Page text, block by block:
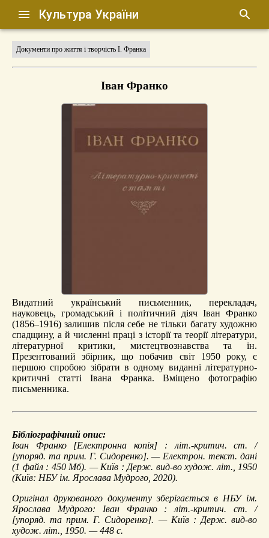
Культура України
Документи про життя і творчість І. Франка
Іван Франко
Видатний український письменник, перекладач,
науковець, громадський і політичний діяч Іван Франко
(1856–1916) залишив після себе не тільки багату художню
спадщину, а й численні праці з історії та теорії літератури,
літературної критики, мистецтвознавства та ін.
Презентований збірник, що побачив світ 1950 року, є
першою спробою зібрати в одному виданні літературно-
критичні статті Івана Франка. Вміщено фотографію
письменника.
Бібліографічний опис:
Іван Франко[Електронна копія] : літ.-критич. ст. /
[упоряд. та прим. Г. Сидоренко]. — Електрон. текст. дані
(1 файл : 450 Мб). — Київ : Держ. вид-во худож. літ., 1950
(Київ: НБУ ім. Ярослава Мудрого, 2020).
Оригінал друкованого документу зберігається в НБУ ім.
Ярослава Мудрого: Іван Франко : літ.-критич. ст. /
[упоряд. та прим. Г. Сидоренко]. — Київ : Держ. вид-во
худож. літ., 1950. — 448 с.